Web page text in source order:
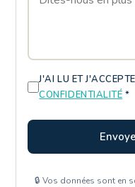
J'AI LU ET
CONFIDENTIALITÉ *
🔒 Vos données sont en